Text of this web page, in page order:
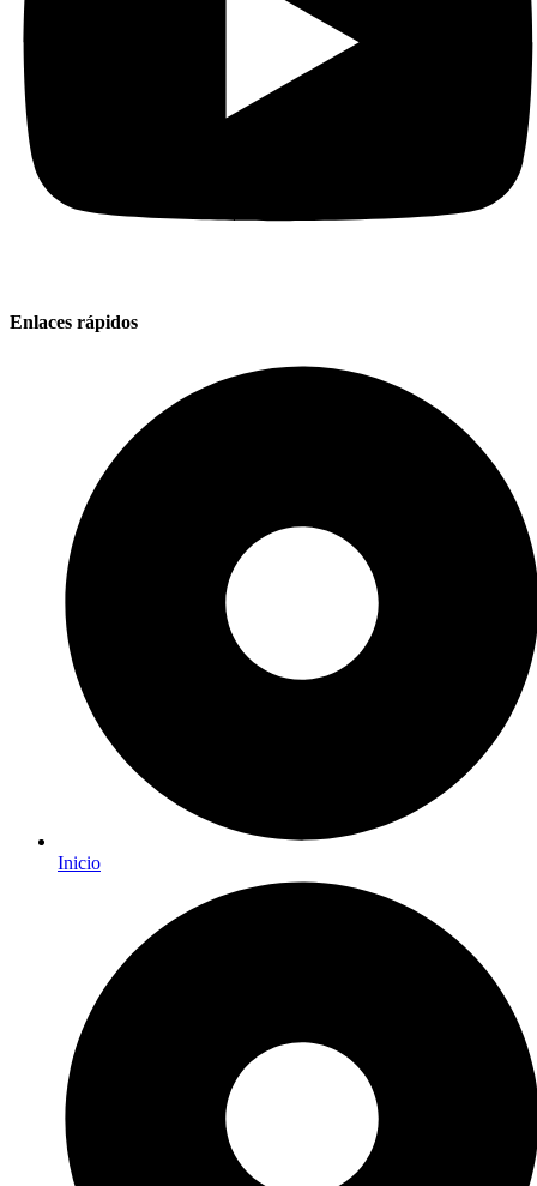
Enlaces rápidos
Inicio